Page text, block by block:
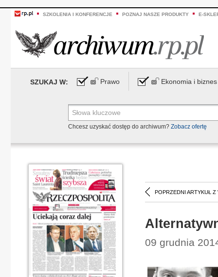
SZKOLENIA I KONFERENCJE POZNAJ NASZE PRODUKTY E-
SZUKAJ W: Prawo Ekonomia i biznes
Chcesz uzyskać dostęp do archiwum? Zobacz ofertę
POPRZEDNI ARTYKUŁ Z
09 grudnia